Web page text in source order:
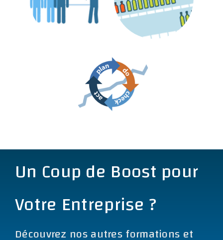
Un Coup de Boost pour
Votre Entreprise ?
Découvrez nos autres formations et